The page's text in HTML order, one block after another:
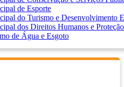
de Esporte
do Turismo e Desenvolvimento
dos Direitos Humanos e
de Água e Esgoto